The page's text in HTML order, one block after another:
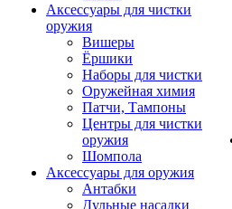
Аксессуары для чистки
оружия
Вишеры
Ёршики
Наборы для чистки
Оружейная химия
Патчи, Тампоны
Центры для чистки
оружия
Шомпола
Аксессуары для оружия
Антабки
Дульные насадки